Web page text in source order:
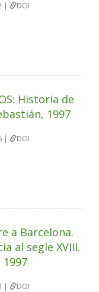
|
DOI
Historia de
1997
|
DOI
a Barcelona.
al segle XVIII.
|
DOI